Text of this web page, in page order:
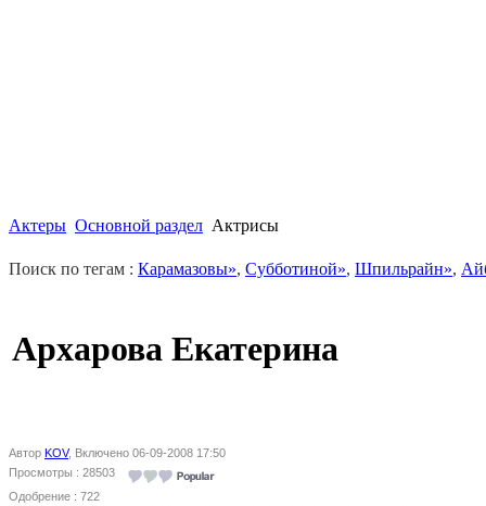
Актеры Основной раздел Актрисы
Поиск по тегам : Карамазовы», Субботиной», Шпильрайн»,
Архарова Екатерина
Автор KOV, Включено 06-09-2008 17:50
Просмотры : 28503
Одобрение : 722